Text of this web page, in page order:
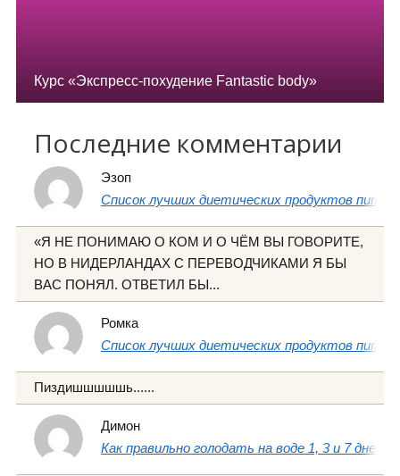
Курс «Экспресс-похудение Fantastic body»
Последние комментарии
Эзоп
Список лучших диетических продуктов
«Я НЕ ПОНИМАЮ О КОМ И О ЧЁМ ВЫ ГОВОРИТЕ,
НО В НИДЕРЛАНДАХ С ПЕРЕВОДЧИКАМИ Я БЫ
ВАС ПОНЯЛ. ОТВЕТИЛ БЫ...
Ромка
Список лучших диетических продуктов
Пиздишшшшшь......
Димон
Как правильно голодать на воде 1, 3 и 7 дней